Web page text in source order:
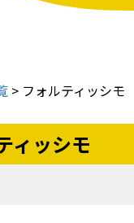
> フォルティッシモ
ィッシモ